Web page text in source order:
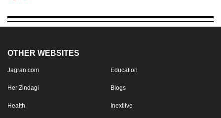
OTHER WEBSITES
Jagran.com Education
Her Zindagi Blogs
Health Inextlive